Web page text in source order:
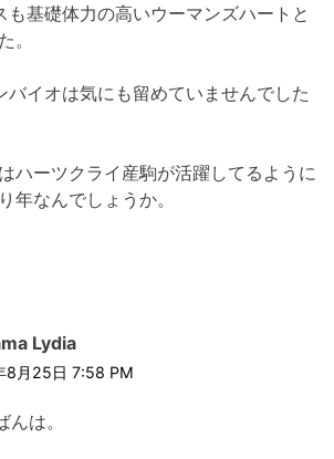
も基礎体力の高いウーマンズハートと
。
バイオは気にも留めていませんでした
ハーツクライ産駒が活躍してるように
年なんでしょうか。
Lydia
8月25日 7:58 PM
は。